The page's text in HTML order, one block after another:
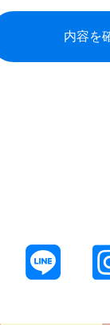
内容を